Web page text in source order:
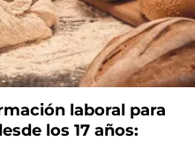
laboral para
los 17 años: